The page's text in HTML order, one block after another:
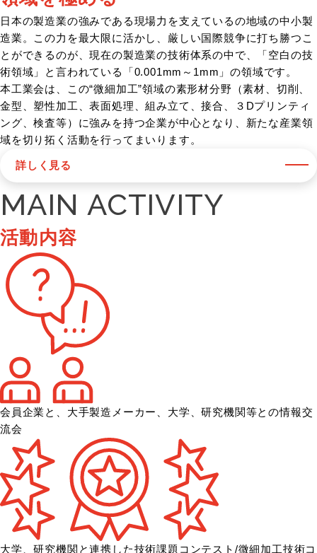
日本の製造業の強みである現場力を支えているの地域の中小製
造業。この力を最大限に活かし、厳しい国際競争に打ち勝つこ
とができるのが、現在の製造業の技術体系の中で、「空白の技
術領域」と言われている「0.001mm～1mm」の領域です。
本工業会は、この“微細加工”領域の素形材分野（素材、切削、
金型、塑性加工、表面処理、組み立て、接合、３Dプリンティ
ング、検査等）に強みを持つ企業が中心となり、新たな産業領
域を切り拓く活動を行ってまいります。
詳しく見る
MAIN ACTIVITY
活動内容
会員企業と、大手製造メーカー、大学、研究機関等との情報交
流会
大学、研究機関と連携した技術課題コンテスト/微細加工技術コ